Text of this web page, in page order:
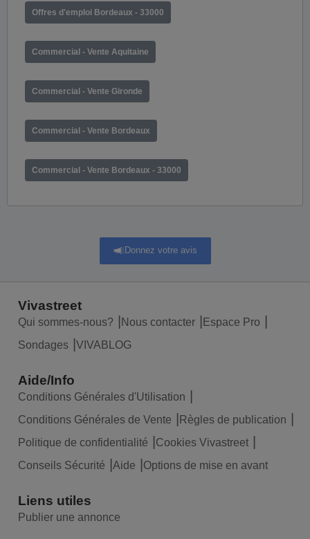
Offres d'emploi Bordeaux - 33000
Commercial - Vente Aquitaine
Commercial - Vente Gironde
Commercial - Vente Bordeaux
Commercial - Vente Bordeaux - 33000
Donnez votre avis
Vivastreet
Qui sommes-nous? Nous contacter
Espace Pro
Sondages
VIVABLOG
Aide/Info
Conditions Générales d'Utilisation
Conditions Générales de Vente
Règles de publication
Politique de confidentialité
Cookies Vivastreet
Conseils Sécurité
Aide Options de mise en avant
Liens utiles
Publier une annonce